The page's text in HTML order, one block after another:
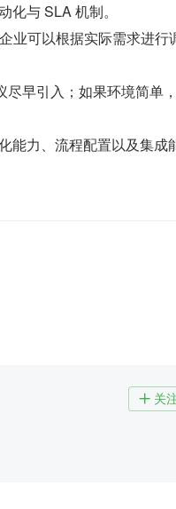
与 SLA 机制。
业可以根据实际需求进行
尽早引入；如果环境简单
能力、流程配置以及集成
 关